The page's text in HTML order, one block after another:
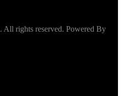
rights reserved. Powered By